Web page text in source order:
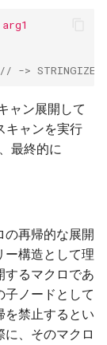
// ->
ャン展開して
キャンを実行
最終的に
の再帰的な展開
ー構造として理
するマクロであ
子ノードとして
を禁止するとい
、そのマクロ